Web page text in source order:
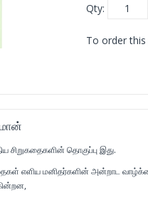
Qty:
To order
சிறுகதைகளின் தொகுப்பு இது.
எளிய மனிதர்களின் அன்றாட வாழ்க்கை